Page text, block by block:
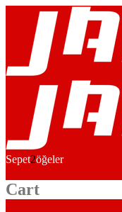
Sepet2öğeler
Cart